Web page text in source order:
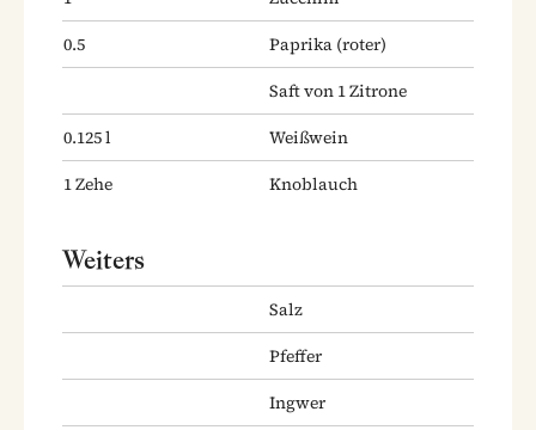
0.5
Paprika (roter)
Saft von 1 Zitrone
0.125l
Weißwein
1Zehe Knoblauch
Weiters
Salz
Pfeffer
Ingwer